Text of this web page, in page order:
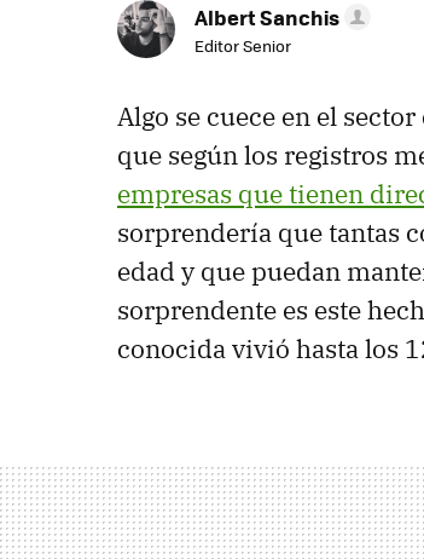
Albert Sanchis
Editor Senior
Algo se cuece en el
que según los registros
empresas que tienen
sorprendería que tantas
edad y que puedan
sorprendente es este
conocida vivió hasta los